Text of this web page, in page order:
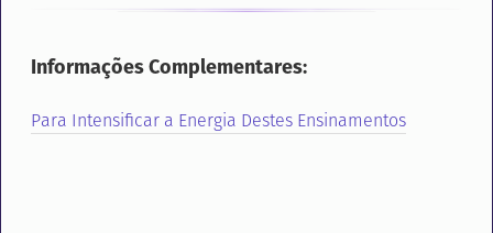
Informações Complementares:
Para Intensificar a Energia Destes Ensinamentos